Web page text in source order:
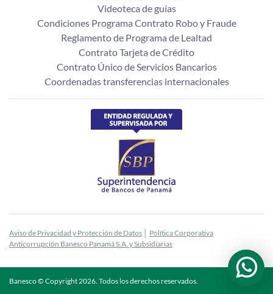
Videoteca de guías
Condiciones Programa Contrato Robo y Fraude
Reglamento de Programa de Lealtad
Contrato Tarjeta de Crédito
Contrato Único de Servicios Bancarios
Coordenadas transferencias internacionales
Aviso de Privacidad y Protección de Datos
Política Corporativa
Anticorrupción Banesco Panamá S.A. y Subsidiarias
Banesco © Copyright 2026 . Todos los derechos reservados.